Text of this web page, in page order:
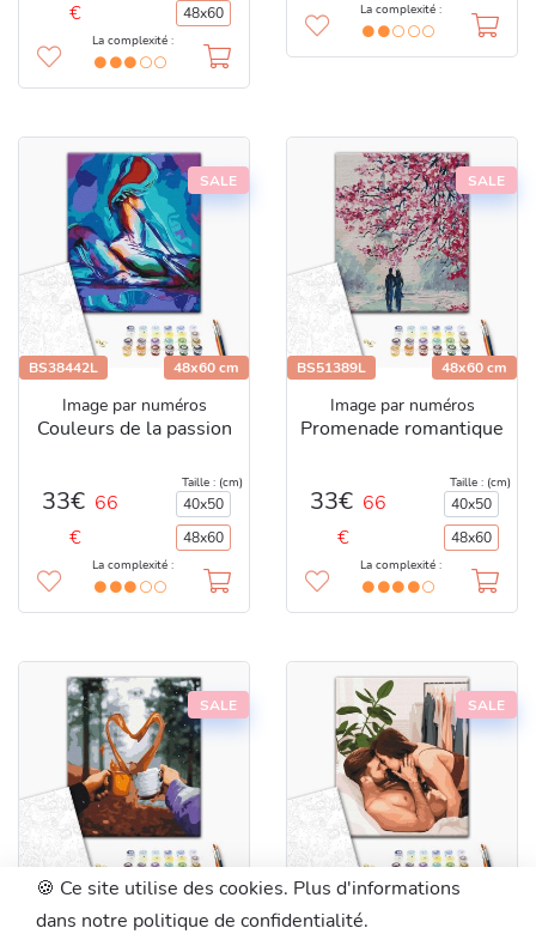
€
48x60
La complexité :
La complexité :
SALE
BS38442L 48x60 cm
Image par numéros
Couleurs de la passion
33€ 66
€
Taille : (cm)
40x50
48x60
La complexité :
SALE
BS51389L 48x60 cm
Image par numéros
Promenade romantique
33€ 66
€
Taille : (cm)
40x50
48x60
La complexité :
SALE
BS51340L 48x60 cm
Image par numéros
SALE
BS51740L 48x60 cm
Image par numéros
🍪 Ce site utilise des cookies. Plus d'informations
dans notre politique de confidentialité.